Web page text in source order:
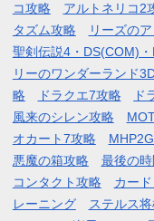
コ攻略
アルトネリコ2
タズム攻略
リーズの
聖剣伝説4・DS(COM)
リーのワンダーランド
略
ドラクエ7攻略 ド
風来のシレン攻略
オカート7攻略
悪魔の箱攻略
最後の
コンタクト攻略
カー
レーニング
ステルス